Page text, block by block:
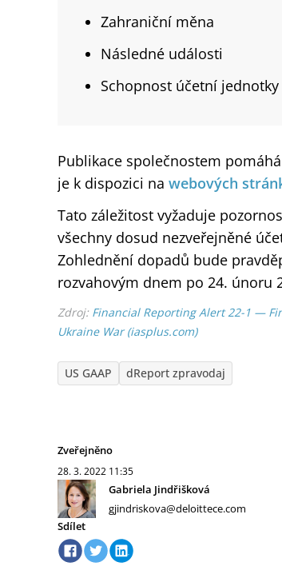
Zahraniční měna
Následné události
Schopnost účetní
Publikace společnostem
je k dispozici na webových
Tato záležitost vyžaduje
všechny dosud nezveřejněné
Zohlednění dopadů bude
rozvahovým dnem po 24. únoru
Zdroj: Financial Reporting Alert 22-1 —
Ukraine War (iasplus.com)
US GAAP dReport zpravodaj
Zveřejněno
28. 3. 2022 11:35
Gabriela Jindřišková
gjindriskova@deloittece.com
Sdílet